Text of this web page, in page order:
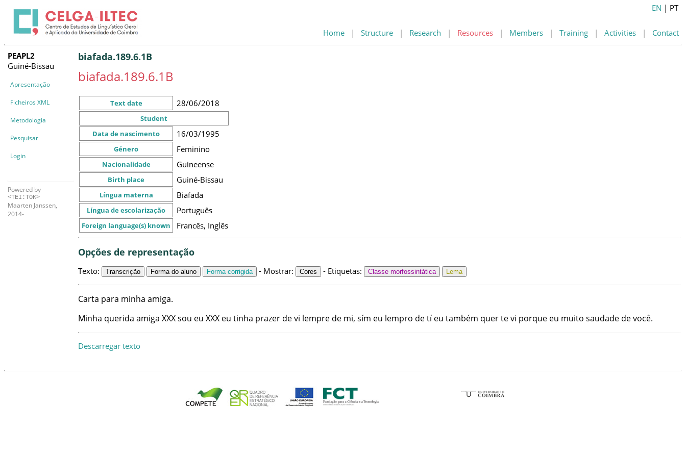
Home | Structure | Research | Resources | Members | Training | Activities | Contact
EN | PT
PEAPL2
Guiné-Bissau
Apresentação
Ficheiros XML
Metodologia
Pesquisar
Login
Powered by
<TEI:TOK>
Maarten Janssen,
2014-
biafada.189.6.1B
biafada.189.6.1B
Text date 28/06/2018
Student
Data de nascimento
16/03/1995
Género Feminino
Nacionalidade Guineense
Birth place Guiné-Bissau
Língua materna Biafada
Língua de escolarização Português
Foreign language(s) known Francês, Inglês
Opções de representação
Texto: Transcrição Forma do aluno Forma corrigida - Mostrar: Cores - Etiquetas: Classe morfossintática Lema
Carta para minha amiga.
Minha querida amiga XXXsou eu XXX eu tinha prazer devi lempre de mi, sím eu lempro detí eu também quertevi porque eu muito saudade devocê.
Descarregar texto